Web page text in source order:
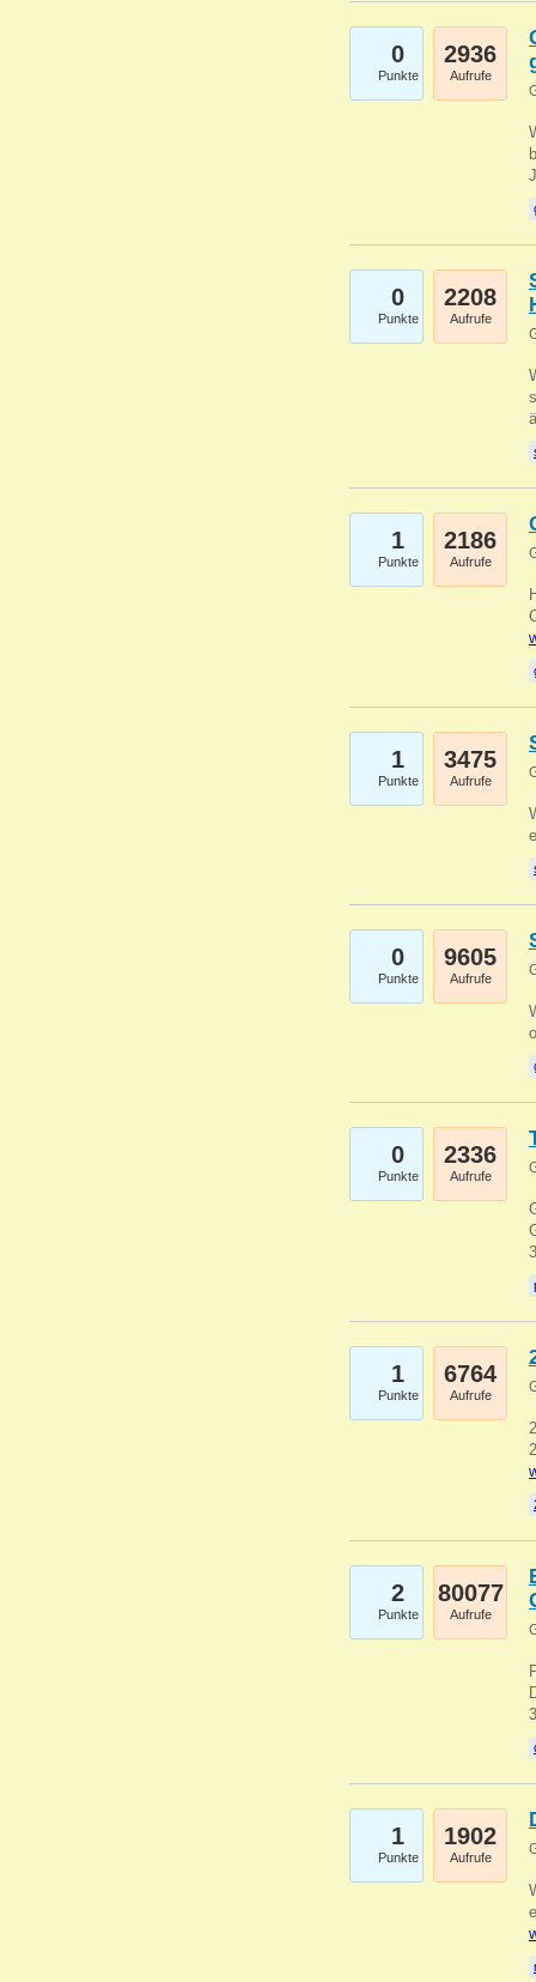
0
Punkte
2936
Aufrufe
0
Punkte
2208
Aufrufe
1
Punkte
2186
Aufrufe
1
Punkte
3475
Aufrufe
0
Punkte
9605
Aufrufe
0
Punkte
2336
Aufrufe
1
Punkte
6764
Aufrufe
2
Punkte
80077
Aufrufe
1
Punkte
1902
Aufrufe